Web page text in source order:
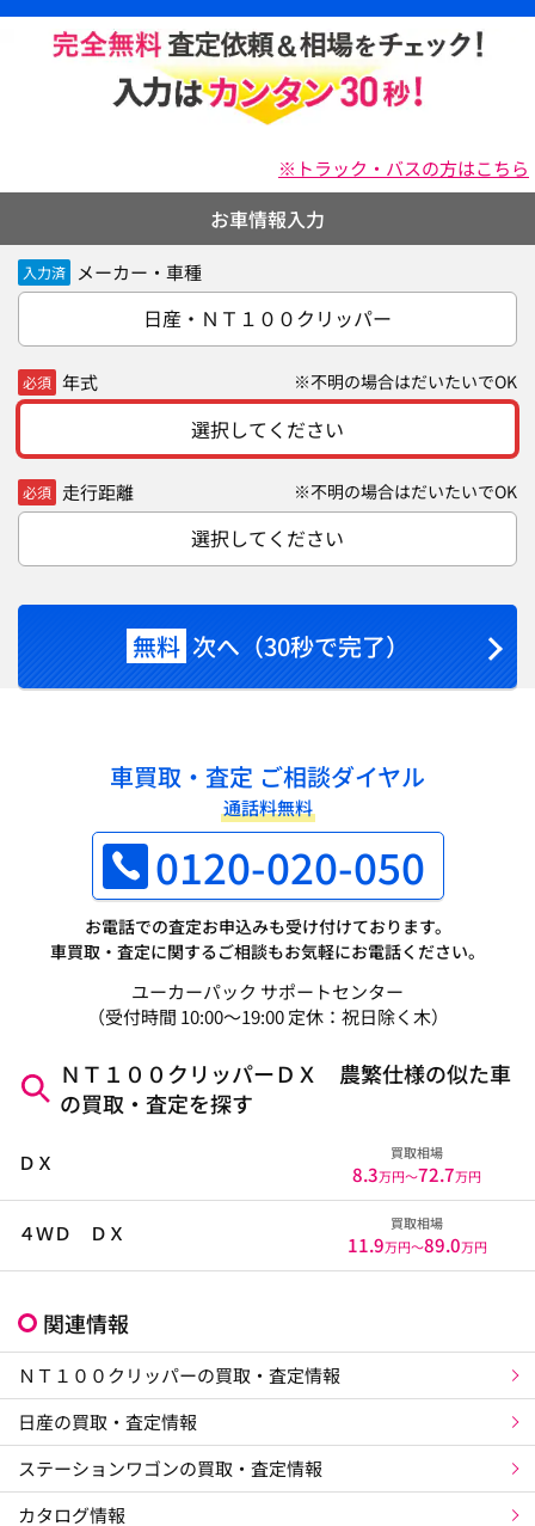
※トラック・バスの方はこちら
お車情報入力
入力済 メーカー・車種
日産・ＮＴ１００クリッパー
必須 年式 ※不明の場合はだいたいでOK
選択してください
必須 走行距離 ※不明の場合はだいたいでOK
選択してください
無料 次へ（30秒で完了）
車買取・査定 ご相談ダイヤル
通話料無料
0120-020-050
お電話での査定お申込みも受け付けております。
車買取・査定に関するご相談もお気軽にお電話ください。
ユーカーパック サポートセンター
（受付時間 10:00～19:00 定休：祝日除く木）
ＮＴ１００クリッパーＤＸ 農繁仕様の似た車
の買取・査定を探す
ＤＸ 買取相場
8.3万円〜72.7万円
４ＷＤ ＤＸ 買取相場
11.9万円〜89.0万円
関連情報
ＮＴ１００クリッパーの買取・査定情報
日産の買取・査定情報
ステーションワゴンの買取・査定情報
カタログ情報